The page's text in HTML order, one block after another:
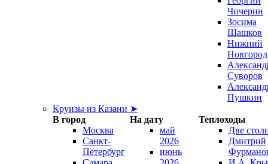
Чичерин
Зосима
Шашков
Нижний
Новгород
Суворов
Пушкин
Круизы из Казани ➤
В город
На дату
Теплоходы
Москва
Санкт-
Петербург
май
2026
июнь
Две
Дмитрий